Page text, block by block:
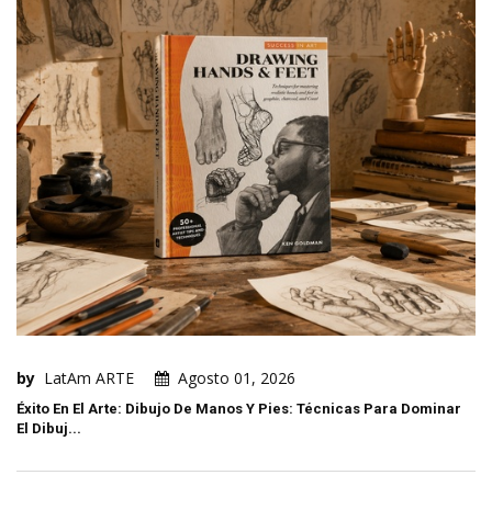
by LatAm ARTE Agosto 01, 2026
Éxito En El Arte: Dibujo De Manos Y Pies: Técnicas Para Dominar
El Dibuj...